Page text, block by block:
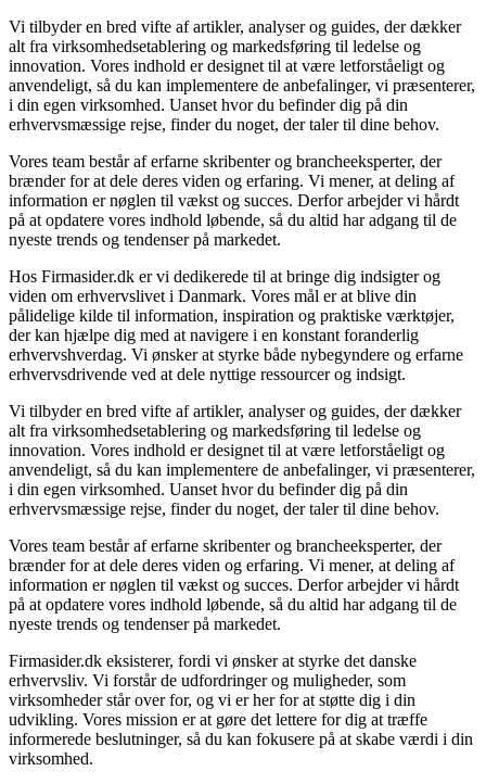
Vi tilbyder en bred vifte af artikler, analyser og guides, der dækker
alt fra virksomhedsetablering og markedsføring til ledelse og
innovation. Vores indhold er designet til at være letforståeligt og
anvendeligt, så du kan implementere de anbefalinger, vi præsenterer,
i din egen virksomhed. Uanset hvor du befinder dig på din
erhvervsmæssige rejse, finder du noget, der taler til dine behov.
Vores team består af erfarne skribenter og brancheeksperter, der
brænder for at dele deres viden og erfaring. Vi mener, at deling af
information er nøglen til vækst og succes. Derfor arbejder vi hårdt
på at opdatere vores indhold løbende, så du altid har adgang til de
nyeste trends og tendenser på markedet.
Hos Firmasider.dk er vi dedikerede til at bringe dig indsigter og
viden om erhvervslivet i Danmark. Vores mål er at blive din
pålidelige kilde til information, inspiration og praktiske værktøjer,
der kan hjælpe dig med at navigere i en konstant foranderlig
erhvervshverdag. Vi ønsker at styrke både nybegyndere og erfarne
erhvervsdrivende ved at dele nyttige ressourcer og indsigt.
Vi tilbyder en bred vifte af artikler, analyser og guides, der dækker
alt fra virksomhedsetablering og markedsføring til ledelse og
innovation. Vores indhold er designet til at være letforståeligt og
anvendeligt, så du kan implementere de anbefalinger, vi præsenterer,
i din egen virksomhed. Uanset hvor du befinder dig på din
erhvervsmæssige rejse, finder du noget, der taler til dine behov.
Vores team består af erfarne skribenter og brancheeksperter, der
brænder for at dele deres viden og erfaring. Vi mener, at deling af
information er nøglen til vækst og succes. Derfor arbejder vi hårdt
på at opdatere vores indhold løbende, så du altid har adgang til de
nyeste trends og tendenser på markedet.
Firmasider.dk eksisterer, fordi vi ønsker at styrke det danske
erhvervsliv. Vi forstår de udfordringer og muligheder, som
virksomheder står over for, og vi er her for at støtte dig i din
udvikling. Vores mission er at gøre det lettere for dig at træffe
informerede beslutninger, så du kan fokusere på at skabe værdi i din
virksomhed.